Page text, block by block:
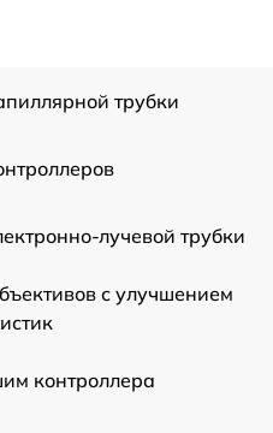
трубки
лучевой трубки
с улучшением
контроллера